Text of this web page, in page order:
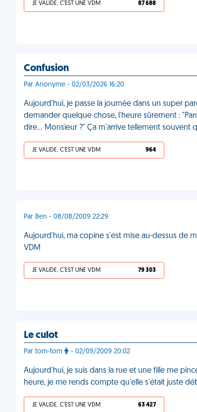
JE VALIDE, C'EST UNE VDM 87 688
Confusion
Par Anonyme - 02/03/2026 16:20
Aujourd'hui, je passe la journée dans un super
demander quelque chose, l'heure sûrement :
dire… Monsieur ?" Ça m'arrive tellement souvent
JE VALIDE, C'EST UNE VDM 964
Par Ben - 08/08/2009 22:29
Aujourd'hui, ma copine s'est mise au-dessus de
VDM
JE VALIDE, C'EST UNE VDM 79 303
Le culot
Par tom-tom - 02/09/2009 20:02
Aujourd'hui, je suis dans la rue et une fille me
heure, je me rends compte qu'elle s'était juste
JE VALIDE, C'EST UNE VDM 63 427